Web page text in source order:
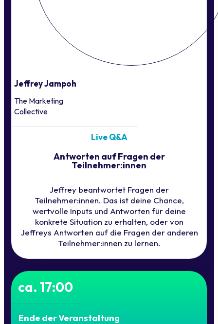
Jeffrey Jampoh
The Marketing
Collective
Live Q&A
Antworten auf Fragen der
Teilnehmer:innen
Jeffrey beantwortet Fragen der
Teilnehmer:innen. Das ist deine Chance,
wertvolle Inputs und Antworten für deine
konkrete Situation zu erhalten, oder von
Jeffreys Antworten auf die Fragen der anderen
Teilnehmer:innen zu lernen.
ca. 17:00
Ende der Veranstaltung